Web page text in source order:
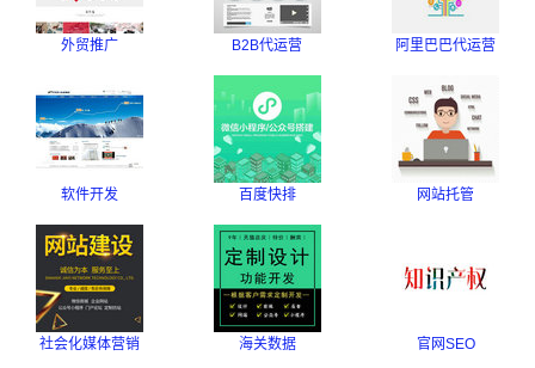
外贸推广 B2B代运营 阿里巴巴代运营
软件开发 百度快排 网站托管
社会化媒体营销 海关数据 官网SEO